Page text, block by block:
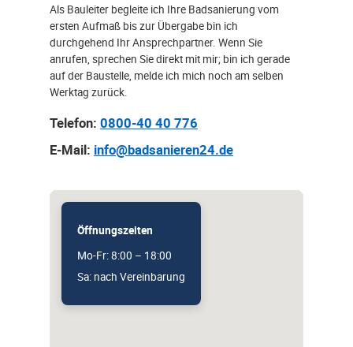
Als Bauleiter begleite ich Ihre Badsanierung vom
ersten Aufmaß bis zur Übergabe bin ich
durchgehend Ihr Ansprechpartner. Wenn Sie
anrufen, sprechen Sie direkt mit mir; bin ich gerade
auf der Baustelle, melde ich mich noch am selben
Werktag zurück.
Telefon: 0800-40 40 776
E-Mail: info@badsanieren24.de
Öffnungszeiten
Mo-Fr: 8:00 – 18:00
Sa: nach Vereinbarung